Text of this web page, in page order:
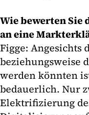
Wie bewerten Sie
an eine
Figge: Angesichts
beziehungsweise
werden könnten
bedauerlich. Nur
Elektrifizierung